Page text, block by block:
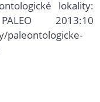
lokality:
2013:10
paleontologicke-